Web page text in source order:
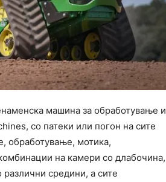
машина за обработување и
со патеки или погон на сите
обработување, мотика,
на камери со длабочина,
различни средини, а сите